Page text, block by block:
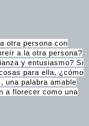
otra persona con
a la otra persona?
y entusiasmo? Si
para ella, ¿cómo
una palabra amable
a florecer como una